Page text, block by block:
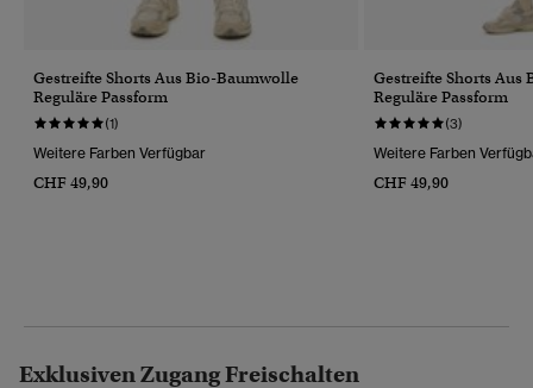
Gestreifte Shorts Aus Bio-Baumwolle
Reguläre Passform
(1)
Weitere Farben Verfügbar
CHF 49,90
Gestreifte Shorts Aus
Reguläre Passform
(3)
Weitere Farben
CHF 49,90
Exklusiven Zugang Freischalten